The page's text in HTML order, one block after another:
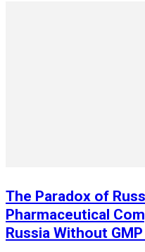
The Paradox of
Pharmaceutical
Russia Without